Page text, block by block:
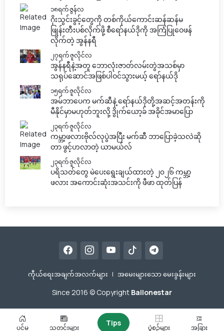
ပင်မ သတင်းများ
Tips
ပွဲစဥ်များ အခြား
၁၈ရက် ဇွန်လ
ဂိုးသွင်းခွင့်တွေကို တစ်ကိုယ်ကောင်းဆန်ဆန်မ
ဖြုန်းတီးပစ်လိုက်ဖို့ စီရော်နယ်ဒိုကို အကြံပြုဝေဖန်
လိုက်တဲ့ အွန်နရီ
၂၇ရက် ဇူလိုင်လ
အွန်နရီနဲ့အတူ ဘောလုံးဇာတ်လမ်းတွဲအသစ်မှာ
သရုပ်ဆောင်အဖြစ်ပါဝင်သွားမယ့် ရော်နယ်ဒို
၁၅ရက် ဇူလိုင်လ
အမ်ဘာပေက မက်ဆီနဲ့ ရော်နယ်ဒိုတို့အဆင့်အတန်းကို
မီနိုင်မှာမဟုတ်ဘူးလို့ ဒွိုက်ယော့ခ် အခိုင်အမာပြော
၂၃ရက် ဇူလိုင်လ
ကမ္ဘာ့ဖလားဗိုလ်လုပွဲအပြီး မက်ဆီ ဘာပြောခဲ့သလဲဆို
တာ ဖွင့်ဟလာတဲ့ ယာမယ်လ်
၂၃ရက် ဇူလိုင်လ
ပရိသတ်တွေ မဲပေးရွေးချယ်ထားတဲ့ ၂၀၂၆ ကမ္ဘာ့
ဖလား အကောင်းဆုံးအသင်းကို ဖီဖာ ထုတ်ပြန်
ကီုယ်ရေးအချက်အလက်များ | အမေးများသော မေးခွန်းများ
Since 2016 © Copyright Ballonestar